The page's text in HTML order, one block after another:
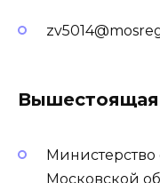
Вышестоящая
Министерство
Московской